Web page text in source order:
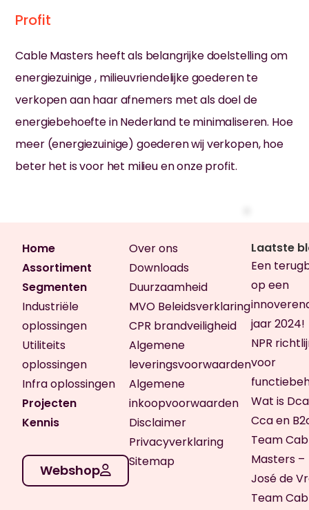
Profit
Cable Masters heeft als belangrijke doelstelling om
energiezuinige , milieuvriendelijke goederen te
verkopen aan haar afnemers met als doel de
energiebehoefte in Nederland te minimaliseren. Hoe
meer (energiezuinige) goederen wij verkopen, hoe
beter het is voor het milieu en onze profit.
Home
Assortiment
Segmenten
Industriële
oplossingen
Utiliteits
oplossingen
Infra oplossingen
Projecten
Kennis
Webshop
Over ons
Downloads
Duurzaamheid
MVO Beleidsverklaring
CPR brandveiligheid
Algemene
leveringsvoorwaarden
Algemene
inkoopvoorwaarden
Disclaimer
Privacyverklaring
Sitemap
Laatste
Een
op een
jaar 2024!
NPR
voor
Wat is
Cca en
Team
Masters –
José de
Team